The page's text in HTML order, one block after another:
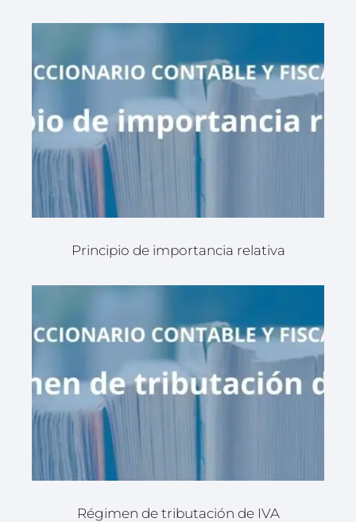
Principio de importancia relativa
Régimen de tributación de IVA